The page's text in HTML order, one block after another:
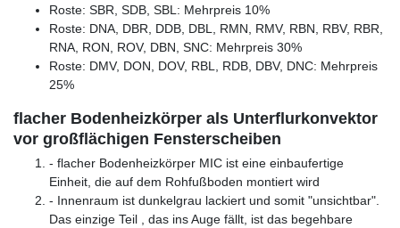
Roste: SBR, SDB, SBL: Mehrpreis 10%
Roste: DNA, DBR, DDB, DBL, RMN, RMV, RBN, RBV, RBR,
RNA, RON, ROV, DBN, SNC: Mehrpreis 30%
Roste: DMV, DON, DOV, RBL, RDB, DBV, DNC: Mehrpreis
25%
flacher Bodenheizkörper als Unterflurkonvektor
vor großflächigen Fensterscheiben
- flacher Bodenheizkörper MIC ist eine einbaufertige
Einheit, die auf dem Rohfußboden montiert wird
- Innenraum ist dunkelgrau lackiert und somit "unsichtbar".
Das einzige Teil , das ins Auge fällt, ist das begehbare